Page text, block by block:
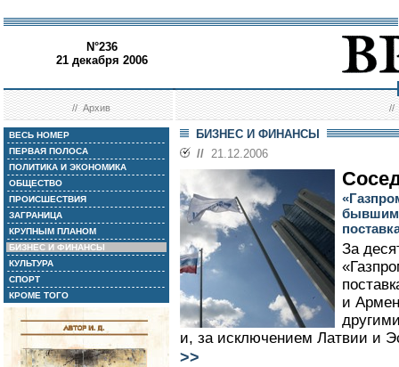
N°236
21 декабря 2006
//Архив //
ВЕСЬ НОМЕР
ПЕРВАЯ ПОЛОСА
ПОЛИТИКА И ЭКОНОМИКА
ОБЩЕСТВО
ПРОИСШЕСТВИЯ
ЗАГРАНИЦА
КРУПНЫМ ПЛАНОМ
БИЗНЕС И ФИНАНСЫ
КУЛЬТУРА
СПОРТ
КРОМЕ ТОГО
БИЗНЕС И ФИНАНСЫ
// 21.12.2006
За
и
и, за исключением Латвии и
>>